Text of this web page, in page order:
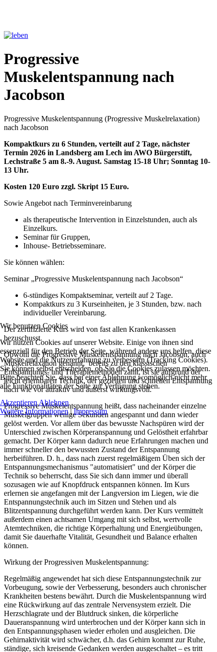
Progressive
Muskelentspannung nach
Jacobson
Progressive Muskelentspannung (Progressive Muskelrelaxation)
nach Jacobson
Kompaktkurs zu 6 Stunden, verteilt auf 2 Tage, nächster
Termin 2026 in Landsberg am Lech im AWO Bürgerstift,
Lechstraße 5 am 8.-9. August. Samstag 15-18 Uhr; Sonntag 10-
13 Uhr.
Kosten 120 Euro zzgl. Skript 15 Euro.
Sowie Angebot nach Terminvereinbarung
als therapeutische Intervention in Einzelstunden, auch als
Einzelkurs.
Seminar für Gruppen,
Inhouse- Betriebsseminare.
Sie können wählen:
Seminar „Progressive Muskelentspannung nach Jacobson“
6-stündiges Kompaktseminar, verteilt auf 2 Tage.
Kompaktkurs zu 3 Kurseinheiten, je 3 Stunden, bzw. nach
individueller Vereinbarung.
Der zertifizierte Kurs wird von fast allen Krankenkassen
bezuschusst.
Obwohl die Progressive Muskelentspannung nach Jacobson, auch
Muskelrelaxation genannt, bereits zu den klassischen
Entspannungs- und Therapiemethoden zählt, ist sie aufgrund der
leicht erlernbaren Technik, der gezielten und schnellen Entspannung
nach wie vor attraktiv und äußerst wirkungsvoll.
Progressive Muskelentspannung heißt, dass nacheinander einzelne
Muskelgruppen wenige Sekunden angespannt und dann wieder
gelöst werden. Vor allem über das bewusste Nachspüren wird der
Unterschied zwischen Körperanspannung und Gelöstheit erfahrbar
gemacht. Der Körper kann dadurch neue Erfahrungen machen und
immer schneller den bewussten Zustand der Entspannung
herbeiführen. D. h., dass nach zuerst regelmäßigem Üben sich der
Entspannungsmechanismus "automatisiert" und der Körper die
Technik so beherrscht, dass Sie sich dann immer und überall
sozusagen wie auf Knopfdruck entspannen können. Im Kurs
erlernen sie angefangen mit der Langversion im Liegen, wie die
Entspannungstechnik auch im Sitzen und Stehen und als
Blitzentspannung durchgeführt werden kann. Der Kurs vermittelt
außerdem einen achtsamen Umgang mit sich selbst, wertvolle
Atemtechniken, die richtige Körperhaltung und Energieübungen,
damit Sie dauerhafte Vitalität, Gesundheit und Balance erhalten
können.
Wirkung der Progressiven Muskelentspannung:
Regelmäßig angewendet hat sich diese Entspannungstechnik zur
Vorbeugung, sowie der Verbesserung, besonders auch chronischer
Krankheiten bestens bewährt. Durch die Muskelentspannung wird
eine Rückwirkung auf das zentrale Nervensystem erzielt. Die
Herzschlagrate und der Blutdruck sinken, die körperliche
Daueranspannung wird unterbrochen und der Körper kann sich in
den Entspannungsphasen wieder erholen und ausgleichen. Die
Gehirnaktivität wird schwächer, d.h. das Gehirn kommt zur Ruhe,
ständige, sich kreisende Gedanken werden ausgeschaltet – es tritt
Wir benutzen Cookies
Wir nutzen Cookies auf unserer Website. Einige von ihnen sind
essenziell für den Betrieb der Seite, während andere uns helfen, diese
Website und die Nutzererfahrung zu verbessern (Tracking Cookies).
Sie können selbst entscheiden, ob Sie die Cookies zulassen möchten.
Bitte beachten Sie, dass bei einer Ablehnung womöglich nicht mehr
alle Funktionalitäten der Seite zur Verfügung stehen.
Akzeptieren Ablehnen
Weitere Informationen|Impressum